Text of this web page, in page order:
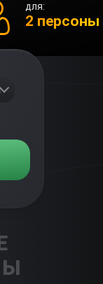
для:
2 персоны